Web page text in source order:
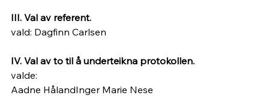
III. Val av referent.
vald: Dagfinn Carlsen
IV. Val av to til å underteikna protokollen.
valde:
Aadne HålandInger Marie Nese